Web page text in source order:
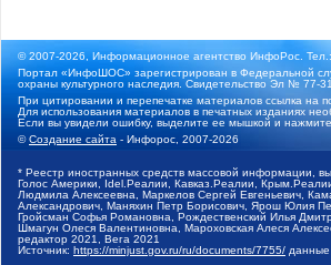
© 2007-2026, Информационное агентство ИнфоРос.
Портал «ИнфоШОС» зарегистрирован в Федеральной
охраны культурного наследия. Свидетельство Эл № 77-
При цитировании и перепечатке материалов ссылка
Для использования материалов в печатных изданиях
Если вы увидели ошибку, выделите ее мышкой и
©Создание сайта - Инфорос, 2007-2026
* Реестр иностранных средств массовой информации,
Голос Америки, Idel.Реалии, Кавказ.Реалии,
Людмила Алексеевна, Маркелов Сергей Евгеньевич,
Александрович, Маняхин Петр Борисович, Ярош Юлия
Гройсман Софья Романовна, Рождественский Илья
Шмагун Олеся Валентиновна, Мароховская Алеся
редактор 2021, Вега 2021
Источник: https://minjust.gov.ru/ru/documents/7755/ данные